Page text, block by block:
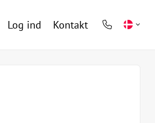
Log ind Kontakt
phone